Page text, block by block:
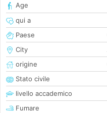
Age
qui a
Paese
City
origine
Stato civile
livello accademico
Fumare